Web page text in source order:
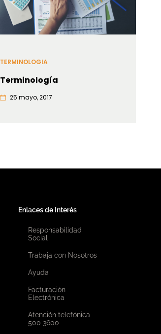
TERMINOLOGIA
Terminología
25 mayo, 2017
Enlaces de Interés
Responsabilidad
Social
Trabaja con Nosotros
Ayuda
Facturación
Electrónica
Atención telefónica
500 3600